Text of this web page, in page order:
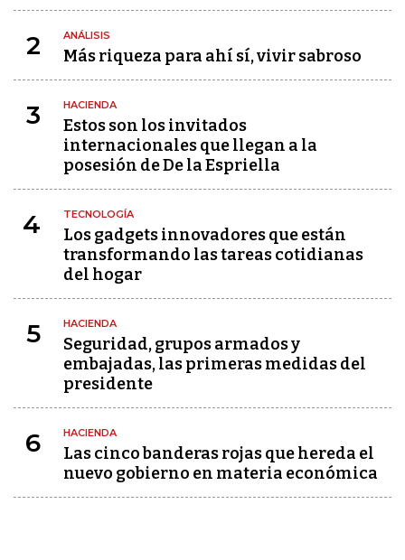
2 ANÁLISIS
Más riqueza para ahí sí, vivir sabroso
3 HACIENDA
Estos son los invitados
internacionales que llegan a la
posesión de De la Espriella
4 TECNOLOGÍA
Los gadgets innovadores que están
transformando las tareas cotidianas
del hogar
5 HACIENDA
Seguridad, grupos armados y
embajadas, las primeras medidas del
presidente
6 HACIENDA
Las cinco banderas rojas que hereda el
nuevo gobierno en materia económica